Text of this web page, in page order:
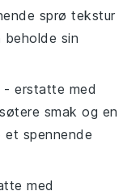
sprø tekstur
sin
- erstatte med
smak og en
spennende
med